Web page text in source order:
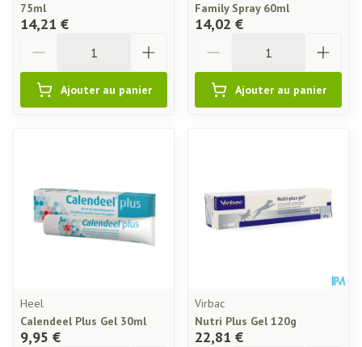
75ml
14,21 €
Ajouter au panier
Family Spray 60ml
14,02 €
Ajouter au panier
Heel
Calendeel Plus Gel 30ml
9,95 €
Virbac
Nutri Plus Gel 120g
22,81 €